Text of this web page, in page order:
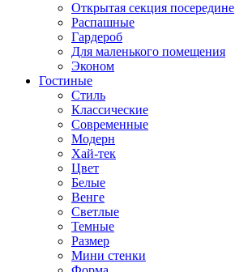
Открытая секция посередине
Распашные
Гардероб
Для маленького помещения
Эконом
Гостиные
Стиль
Классические
Современные
Модерн
Хай-тек
Цвет
Белые
Венге
Светлые
Темные
Размер
Мини стенки